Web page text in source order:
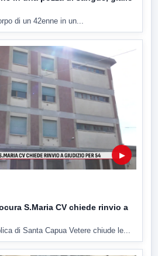
di un 42enne in un...
▶
S.Maria CV chiede rinvio a
di Santa Capua Vetere chiude le...